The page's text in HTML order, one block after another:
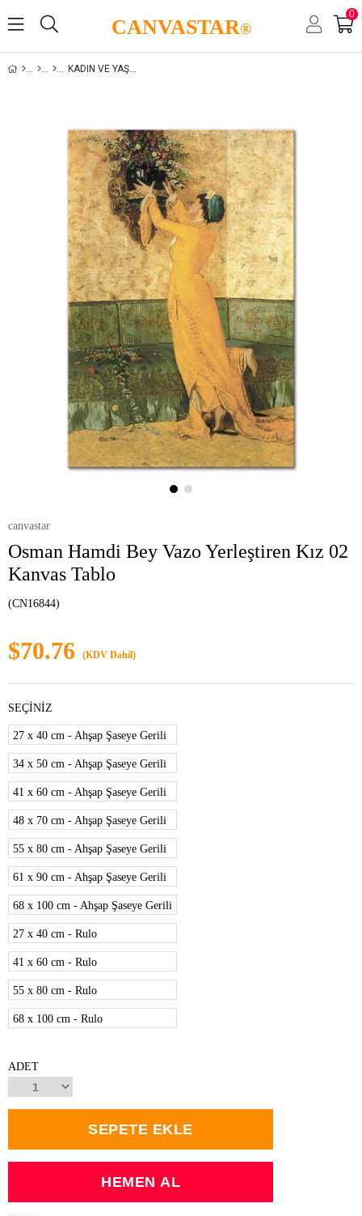
CANVASTAR®
0
KADIN VE YAŞAM
canvastar
Osman Hamdi Bey Vazo Yerleştiren Kız 02
Kanvas Tablo
(CN16844)
$70.76 (KDV Dahil)
SEÇİNİZ
27 x 40 cm - Ahşap Şaseye Gerili
34 x 50 cm - Ahşap Şaseye Gerili
41 x 60 cm - Ahşap Şaseye Gerili
48 x 70 cm - Ahşap Şaseye Gerili
55 x 80 cm - Ahşap Şaseye Gerili
61 x 90 cm - Ahşap Şaseye Gerili
68 x 100 cm - Ahşap Şaseye Gerili
27 x 40 cm - Rulo
41 x 60 cm - Rulo
55 x 80 cm - Rulo
68 x 100 cm - Rulo
ADET